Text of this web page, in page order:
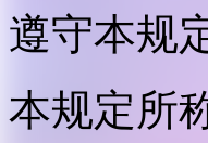
遵守本规
本规定所